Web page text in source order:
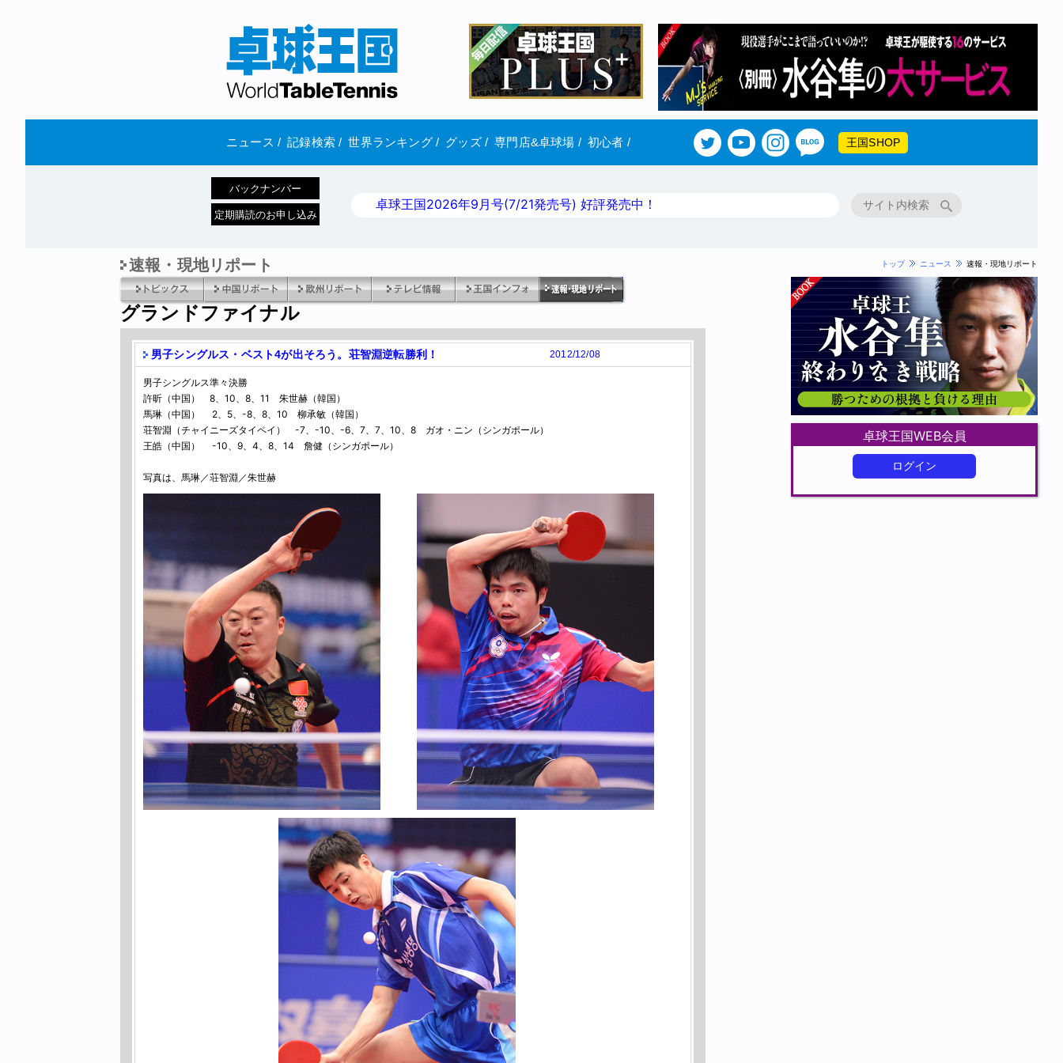
ニュース / 記録検索 / 世界ランキング/ グッズ/ 専門店&卓球場 / 初心者 / 王国SHOP
バックナンバー
定期購読のお申し込み
卓球王国2026年9月号(7/21発売号) 好評発売中！
速報・現地リポート トップ ニュース 速報・現地リポート
グランドファイナル
男子シングルス・ベスト4が出そろう。荘智淵逆転勝利！ 2012/12/08
男子シングルス準々決勝
許昕（中国） 8、10、8、11 朱世赫（韓国）
馬琳（中国） 2、5、-8、8、10 柳承敏（韓国）
荘智淵（チャイニーズタイペイ） -7、-10、-6、7、7、10、8 ガオ・ニン（シンガポール）
王皓（中国） -10、9、4、8、14 詹健（シンガポール）
写真は、馬琳／荘智淵／朱世赫
卓球王国WEB会員
ログイン